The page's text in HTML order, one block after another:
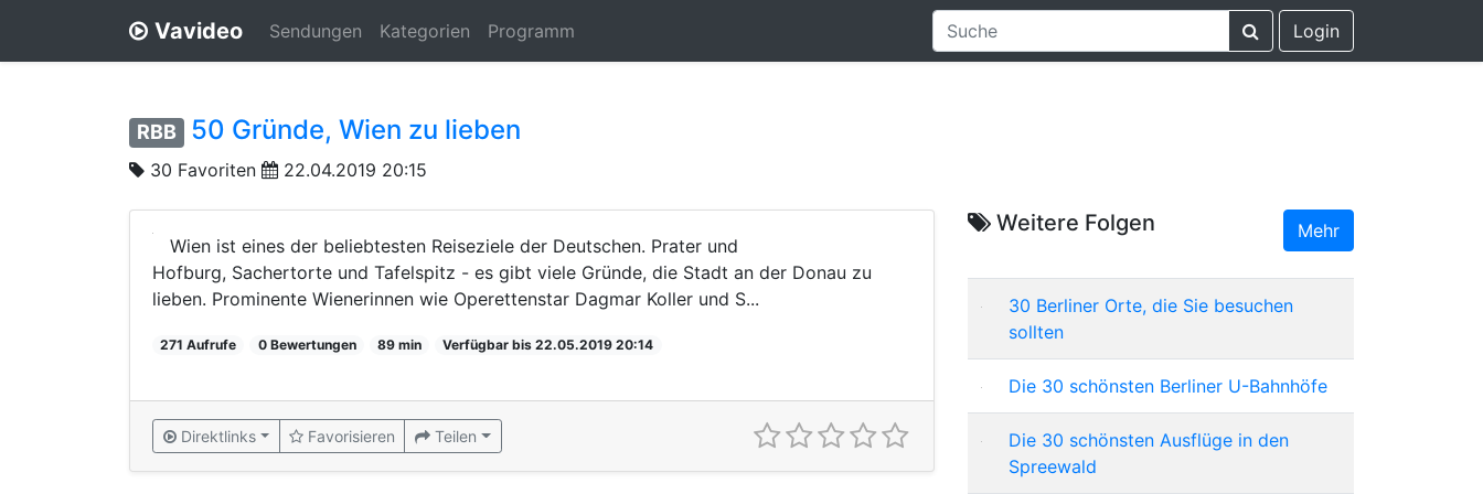
Vavideo Sendungen Kategorien Programm Login
RBB 50 Gründe, Wien zu lieben
30 Favoriten 22.04.2019 20:15
Wien ist eines der beliebtesten Reiseziele der Deutschen. Prater und
Hofburg, Sachertorte und Tafelspitz - es gibt viele Gründe, die Stadt an der Donau zu
lieben. Prominente Wienerinnen wie Operettenstar Dagmar Koller und S...
271 Aufrufe 0 Bewertungen 89 min Verfügbar bis 22.05.2019 20:14
Direktlinks Favorisieren Teilen
Weitere Folgen Mehr
30 Berliner Orte, die Sie besuchen
sollten
Die 30 schönsten Berliner U-Bahnhöfe
Die 30 schönsten Ausflüge in den
Spreewald